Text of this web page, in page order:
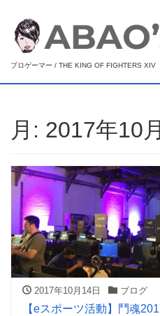
プロゲーマー / THE KING OF FIGHTERS XIV
月: 2017年10月
2017年10月14日 ブログ